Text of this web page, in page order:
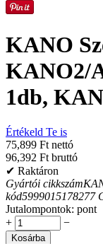
KANO
KANO2/
1db,
Értékeld Te is
75,899 Ft nettó
96,392 Ft bruttó
✔ Raktáron
Gyártói cikkszám
kód5999015178277
Jutalompontok: pont
+
−
Kosárba